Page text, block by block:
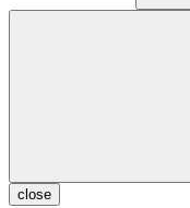
close